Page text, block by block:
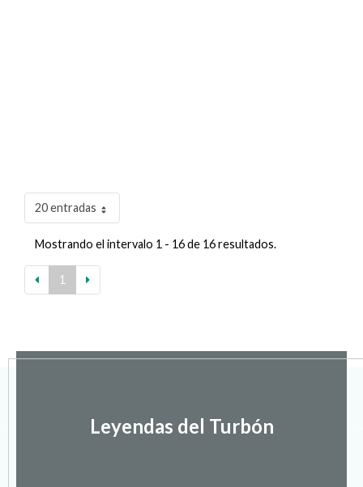
20 entradas
Mostrando el intervalo 1 - 16 de 16 resultados.
1
Leyendas del Turbón